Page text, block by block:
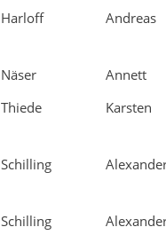
Harloff Andreas
Näser
Annett
Thiede Karsten
Schilling
Schilling